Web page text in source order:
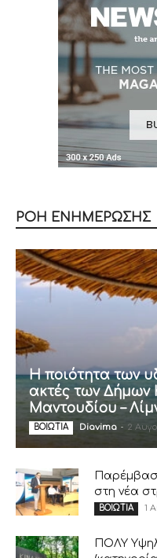
ΡΟΗ ΕΝΗΜΕΡΩΣΗΣ
Η ποιότητα των
ακτές των Δήμων
Μαντουδίου –
ΒΟΙΩΤΙΑ Diavima - 2
στη νέα
ΒΟΙΩΤΙΑ 1
ΠΟΛΥ